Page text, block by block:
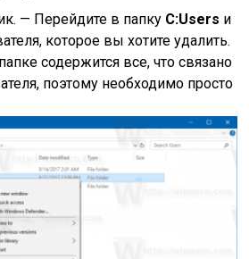
— Перейдите в папку C:Users и
которое вы хотите удалить.
содержится все, что связано
поэтому необходимо просто